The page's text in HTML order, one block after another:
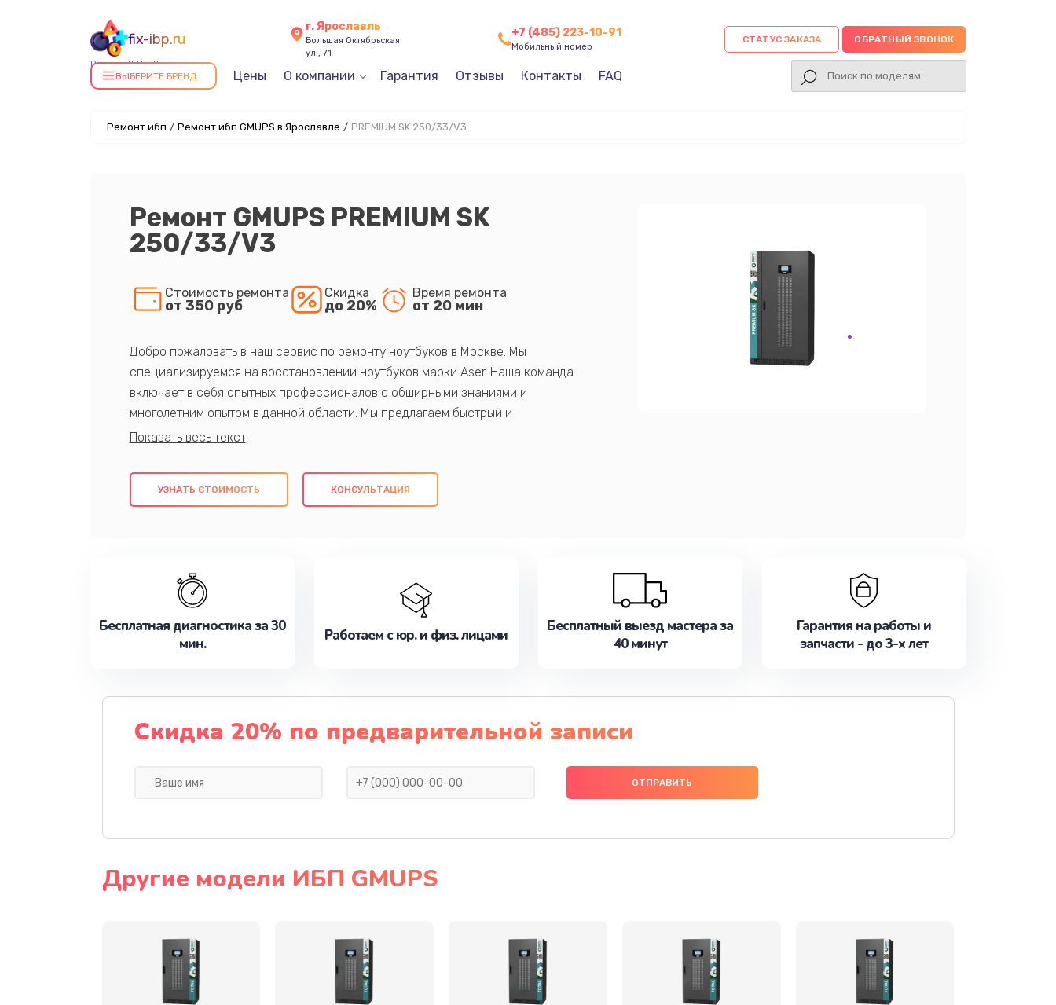
fix-ibp.ru
Ремонт ИБП в Ярославле
г. Ярославль
Большая Октябрьская
ул., 71
+7 (485) 223-10-91
Мобильный номер
СТАТУС ЗАКАЗА ОБРАТНЫЙ ЗВОНОК
ВЫБЕРИТЕ БРЕНД Цены О компании Гарантия Отзывы Контакты FAQ
Ремонт ибп / Ремонт ибп GMUPS в Ярославле / PREMIUM SK 250/33/V3
Ремонт GMUPS PREMIUM SK
250/33/V3
Стоимость ремонта
от 350 руб
Скидка
до 20%
Время ремонта
от 20 мин
Добро пожаловать в наш сервис по ремонту ноутбуков в Москве. Мы
специализируемся на восстановлении ноутбуков марки Aser. Наша команда
включает в себя опытных профессионалов с обширными знаниями и
многолетним опытом в данной области. Мы предлагаем быстрый и
качественный ремонт с использованием оригинальных компонентов, а также
клиентам надежное и профессиональное обслуживание, удовлетворяя их
потребности наилучшим образом. Не медлите записаться на ремонт уже
УЗНАТЬ СТОИМОСТЬ КОНСУЛЬТАЦИЯ
Бесплатная диагностика за 30
мин.
Работаем с юр. и физ. лицами
Бесплатный выезд мастера за
40 минут
Гарантия на работы и
запчасти - до 3-х лет
Скидка 20% по предварительной записи
Другие модели ИБП GMUPS